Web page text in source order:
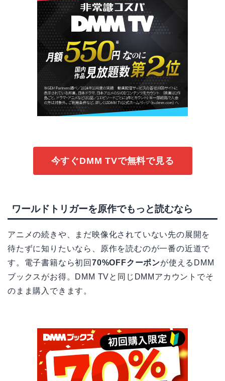
今すぐDMM TVで無料で見る
ワールドトリガーを原作でもっと読むなら
アニメの続きや、まだ映像化されていない先の展開を
待たずに知りたいなら、原作を読むのが一番の近道で
す。電子書籍なら初回 70%OFFクーポンが使えるDMM
ブックスがお得。DMM TVと同じDMMアカウントでそ
のまま購入できます。